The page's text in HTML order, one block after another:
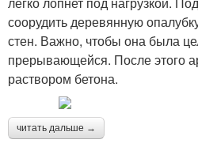
соорудить деревянную
стен. Важно, чтобы она была
прерывающейся. После этого
раствором бетона.
читать дальше →